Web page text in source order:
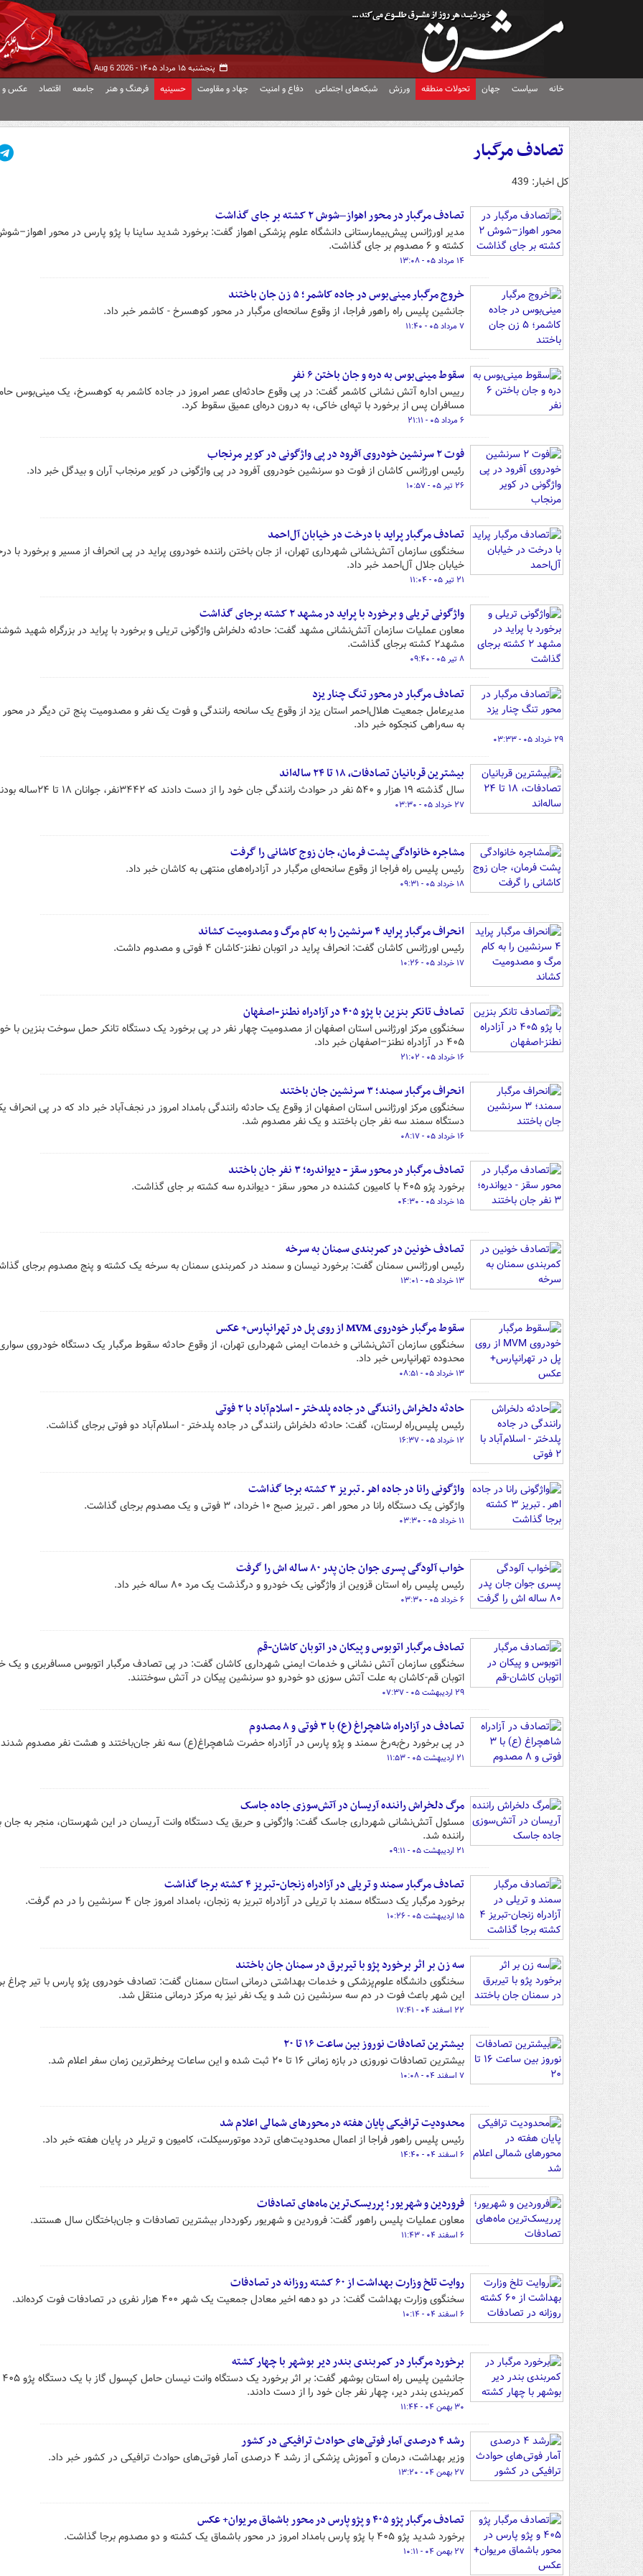
پنجشنبه ۱۵ مرداد ۱۴۰۵ - Aug 6 2026
خانه سیاست جهان تحولات منطقه ورزش شبکه‌های اجتماعی دفاع و امنیت جهاد و مقاومت حسینیه فرهنگ و هنر جامعه اقتصاد عکس و
تصادف مرگبار
کل اخبار: 439
تصادف مرگبار در محور اهواز–شوش ۲ کشته بر جای گذاشت
مدیر اورژانس پیش‌بیمارستانی دانشگاه علوم پزشکی اهواز گفت: برخورد شدید ساینا با پژو پارس در محور
کشته و ۶ مصدوم بر جای گذاشت.
۱۴ مرداد ۰۵ - ۱۳:۰۸
خروج مرگبار مینی‌بوس در جاده کاشمر؛ ۵ زن جان باختند
جانشین پلیس راه راهور فراجا، از وقوع سانحه‌ای مرگبار در محور کوهسرخ - کاشمر خبر داد.
۷ مرداد ۰۵ - ۱۱:۴۰
سقوط مینی‌بوس به دره و جان باختن ۶ نفر
رییس اداره آتش نشانی کاشمر گفت: در پی وقوع حادثه‌ای عصر امروز در جاده کاشمر به کوهسرخ، یک مینی‌بوس
مسافران پس از برخورد با تپه‌ای خاکی، به درون دره‌ای عمیق سقوط کرد.
۶ مرداد ۰۵ - ۲۱:۱۱
فوت ۲ سرنشین خودروی آفرود در پی واژگونی در کویر مرنجاب
رئیس اورژانس کاشان از فوت دو سرنشین خودروی آفرود در پی واژگونی در کویر مرنجاب آران و بیدگل خبر داد.
۲۶ تیر ۰۵ - ۱۰:۵۷
تصادف مرگبار پراید با درخت در خیابان آل‌احمد
سخنگوی سازمان آتش‌نشانی شهرداری تهران، از جان باختن راننده خودروی پراید در پی انحراف از مسیر و برخورد با
خیابان جلال آل‌احمد خبر داد.
۲۱ تیر ۰۵ - ۱۱:۰۴
واژگونی تریلی و برخورد با پراید در مشهد ۲ کشته برجای گذاشت
معاون عملیات سازمان آتش‌نشانی مشهد گفت: حادثه دلخراش واژگونی تریلی و برخورد با پراید در بزرگراه شهید
مشهد۲ کشته برجای گذاشت.
۸ تیر ۰۵ - ۰۹:۴۰
تصادف مرگبار در محور تنگ چنار یزد
مدیرعامل جمعیت هلال‌احمر استان یزد از وقوع یک سانحه رانندگی و فوت یک نفر و مصدومیت پنج تن دیگر در محور
به سه‌راهی کنجکوه خبر داد.
۲۹ خرداد ۰۵ - ۰۳:۳۳
بیشترین قربانیان تصادفات، ۱۸ تا ۲۴ ساله‌اند
سال گذشته ۱۹ هزار و ۵۴۰ نفر در حوادث رانندگی جان خود را از دست دادند که ۳۴۴۲نفر، جوانان ۱۸ تا ۲۴ساله بودند.
۲۷ خرداد ۰۵ - ۰۳:۳۰
مشاجره خانوادگی پشت فرمان، جان زوج کاشانی را گرفت
رئیس پلیس راه فراجا از وقوع سانحه‌ای مرگبار در آزادراه‌های منتهی به کاشان خبر داد.
۱۸ خرداد ۰۵ - ۰۹:۳۱
انحراف مرگبار پراید ۴ سرنشین را به کام مرگ و مصدومیت کشاند
رئیس اورژانس کاشان گفت: انحراف پراید در اتوبان نطنز-کاشان ۴ فوتی و مصدوم داشت.
۱۷ خرداد ۰۵ - ۱۰:۲۶
تصادف تانکر بنزین با پژو ۴۰۵ در آزادراه نطنز-اصفهان
سخنگوی مرکز اورژانس استان اصفهان از مصدومیت چهار نفر در پی برخورد یک دستگاه تانکر حمل سوخت بنزین با
۴۰۵ در آزادراه نطنز–اصفهان خبر داد.
۱۶ خرداد ۰۵ - ۲۱:۰۲
انحراف مرگبار سمند؛ ۳ سرنشین جان باختند
سخنگوی مرکز اورژانس استان اصفهان از وقوع یک حادثه رانندگی بامداد امروز در نجف‌آباد خبر داد که در پی انحراف
دستگاه سمند سه نفر جان باختند و یک نفر مصدوم شد.
۱۶ خرداد ۰۵ - ۰۸:۱۷
تصادف مرگبار در محور سقز - دیواندره؛ ۳ نفر جان باختند
برخورد پژو ۴۰۵ با کامیون کشنده در محور سقز - دیواندره سه کشته بر جای گذاشت.
۱۵ خرداد ۰۵ - ۰۴:۳۰
تصادف خونین در کمربندی سمنان به سرخه
رئیس اورژانس سمنان گفت: برخورد نیسان و سمند در کمربندی سمنان به سرخه یک کشته و پنج مصدوم برجای
۱۳ خرداد ۰۵ - ۱۳:۰۱
سقوط مرگبار خودروی MVM از روی پل در تهرانپارس+ عکس
سخنگوی سازمان آتش‌نشانی و خدمات ایمنی شهرداری تهران، از وقوع حادثه سقوط مرگبار یک دستگاه خودروی
محدوده تهرانپارس خبر داد.
۱۳ خرداد ۰۵ - ۰۸:۵۱
حادثه دلخراش رانندگی در جاده پلدختر - اسلام‌آباد با ۲ فوتی
رئیس پلیس‌راه لرستان، گفت: حادثه دلخراش رانندگی در جاده پلدختر - اسلام‌آباد دو فوتی برجای گذاشت.
۱۲ خرداد ۰۵ - ۱۶:۳۷
واژگونی رانا در جاده اهر ـ تبریز ۳ کشته برجا گذاشت
واژگونی یک دستگاه رانا در محور اهر ـ تبریز صبح ۱۰ خرداد، ۳ فوتی و یک مصدوم برجای گذاشت.
۱۱ خرداد ۰۵ - ۰۳:۳۰
خواب آلودگی پسری جوان جان پدر ۸۰ ساله اش را گرفت
رئیس پلیس راه استان قزوین از واژگونی یک خودرو و درگذشت یک مرد ۸۰ ساله خبر داد.
۶ خرداد ۰۵ - ۰۳:۳۰
تصادف مرگبار اتوبوس و پیکان در اتوبان کاشان-قم
سخنگوی سازمان آتش نشانی و خدمات ایمنی شهرداری کاشان گفت: در پی تصادف مرگبار اتوبوس مسافربری و یک
اتوبان قم-کاشان به علت آتش سوزی دو خودرو دو سرنشین پیکان در آتش سوختنند.
۲۹ اردیبهشت ۰۵ - ۰۷:۳۷
تصادف در آزادراه شاهچراغ (ع) با ۳ فوتی و ۸ مصدوم
در پی برخورد رخ‌به‌رخ سمند و پژو پارس در آزادراه حضرت شاهچراغ(ع) سه نفر جان‌باختند و هشت نفر مصدوم
۲۱ اردیبهشت ۰۵ - ۱۱:۵۳
مرگ دلخراش راننده آریسان در آتش‌سوزی جاده جاسک
مسئول آتش‌نشانی شهرداری جاسک گفت: واژگونی و حریق یک دستگاه وانت آریسان در این شهرستان، منجر به جان
راننده شد.
۲۱ اردیبهشت ۰۵ - ۰۹:۱۱
تصادف مرگبار سمند و تریلی در آزادراه زنجان-تبریز ۴ کشته برجا گذاشت
برخورد مرگبار یک دستگاه سمند با تریلی در آزادراه تبریز به زنجان، بامداد امروز جان ۴ سرنشین را در دم گرفت.
۱۵ اردیبهشت ۰۵ - ۱۰:۲۶
سه زن بر اثر برخورد پژو با تیربرق در سمنان جان باختند
سخنگوی دانشگاه علوم‌پزشکی و خدمات بهداشتی درمانی استان سمنان گفت: تصادف خودروی پژو پارس با تیر چراغ
این شهر باعث فوت در دم سه‌ سرنشین زن شد و یک نفر نیز به مرکز درمانی منتقل شد.
۲۲ اسفند ۰۴ - ۱۷:۴۱
بیشترین تصادفات نوروز بین ساعت ۱۶ تا ۲۰
بیشترین تصادفات نوروزی در بازه زمانی ۱۶ تا ۲۰ ثبت شده و این ساعات پرخطرترین زمان سفر اعلام شد.
۷ اسفند ۰۴ - ۱۰:۰۸
محدودیت‌ ترافیکی پایان هفته در محورهای شمالی اعلام شد
رئیس پلیس راهور فراجا از اعمال محدودیت‌های تردد موتورسیکلت، کامیون و تریلر در پایان هفته خبر داد.
۶ اسفند ۰۴ - ۱۴:۴۰
فروردین و شهریور؛ پرریسک‌ترین ماه‌های تصادفات
معاون عملیات پلیس راهور گفت: فروردین و شهریور رکورددار بیشترین تصادفات و جان‌باختگان سال هستند.
۶ اسفند ۰۴ - ۱۱:۴۳
روایت تلخ وزارت بهداشت از ۶۰ کشته روزانه در تصادفات
سخنگوی وزارت بهداشت گفت: در دو دهه اخیر معادل جمعیت یک شهر ۴۰۰ هزار نفری در تصادفات فوت کرده‌اند.
۶ اسفند ۰۴ - ۱۰:۱۴
برخورد مرگبار در کمربندی بندر دیر بوشهر با چهار کشته
کمربندی بندر دیر، چهار نفر جان خود را از دست دادند.
۳۰ بهمن ۰۴ - ۱۱:۴۴
رشد ۴ درصدی آمار فوتی‌های حوادث ترافیکی در کشور
وزیر بهداشت، درمان و آموزش پزشکی از رشد ۴ درصدی آمار فوتی‌های حوادث ترافیکی در کشور خبر داد.
۲۷ بهمن ۰۴ - ۱۳:۲۰
تصادف مرگبار پژو ۴۰۵ و پژو پارس در محور باشماق مریوان+ عکس
برخورد شدید پژو ۴۰۵ با پژو پارس بامداد امروز در محور باشماق یک کشته و دو مصدوم برجا گذاشت.
۲۷ بهمن ۰۴ - ۱۰:۱۱